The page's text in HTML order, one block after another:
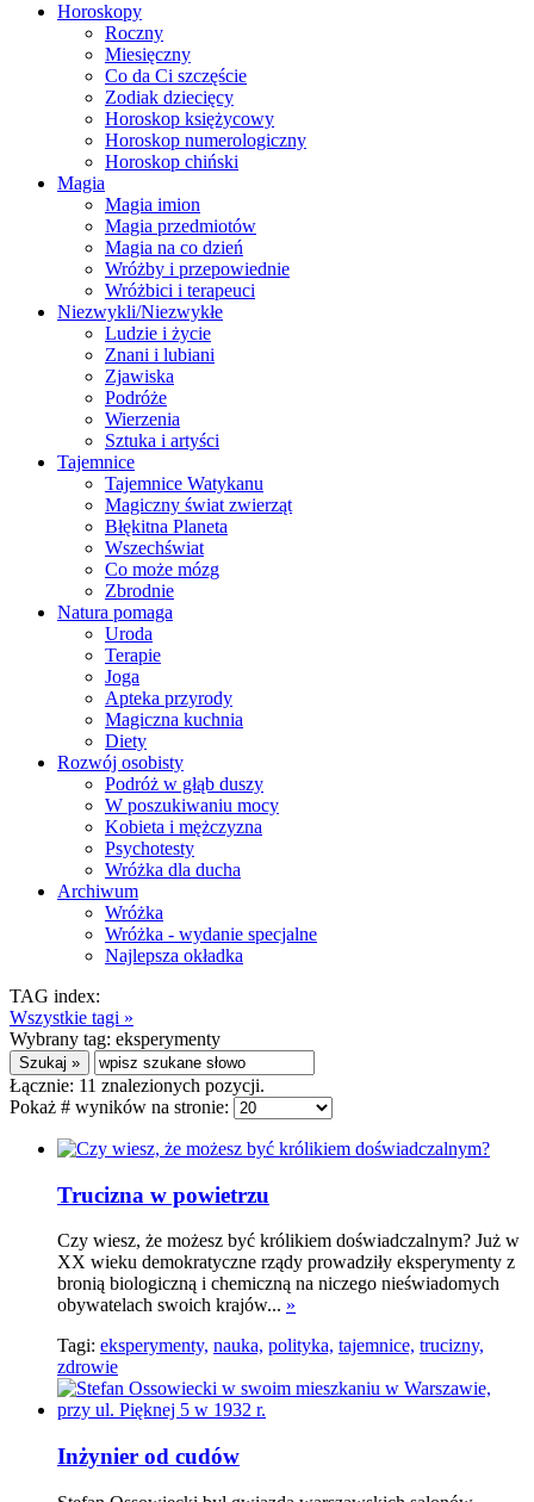
Horoskopy
Roczny
Miesięczny
Co da Ci szczęście
Zodiak dziecięcy
Horoskop księżycowy
Horoskop numerologiczny
Horoskop chiński
Magia
Magia imion
Magia przedmiotów
Magia na co dzień
Wróżby i przepowiednie
Wróżbici i terapeuci
Niezwykli/Niezwykłe
Ludzie i życie
Znani i lubiani
Zjawiska
Podróże
Wierzenia
Sztuka i artyści
Tajemnice
Tajemnice Watykanu
Magiczny świat zwierząt
Błękitna Planeta
Wszechświat
Co może mózg
Zbrodnie
Natura pomaga
Uroda
Terapie
Joga
Apteka przyrody
Magiczna kuchnia
Diety
Rozwój osobisty
Podróż w głąb duszy
W poszukiwaniu mocy
Kobieta i mężczyzna
Psychotesty
Wróżka dla ducha
Archiwum
Wróżka
Wróżka - wydanie specjalne
Najlepsza okładka
TAG index:
Wszystkie tagi »
Wybrany tag: eksperymenty
Łącznie: 11 znalezionych pozycji.
Pokaż # wyników na stronie:
Trucizna w powietrzu
Czy wiesz, że możesz być królikiem doświadczalnym? Już w
XX wieku demokratyczne rządy prowadziły eksperymenty z
bronią biologiczną i chemiczną na niczego nieświadomych
obywatelach swoich krajów... »
Tagi: eksperymenty, nauka, polityka, tajemnice, trucizny,
zdrowie
Inżynier od cudów